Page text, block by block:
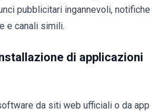
pubblicitari ingannevoli, notifiche
e canali simili.
di applicazioni
da siti web ufficiali o da app